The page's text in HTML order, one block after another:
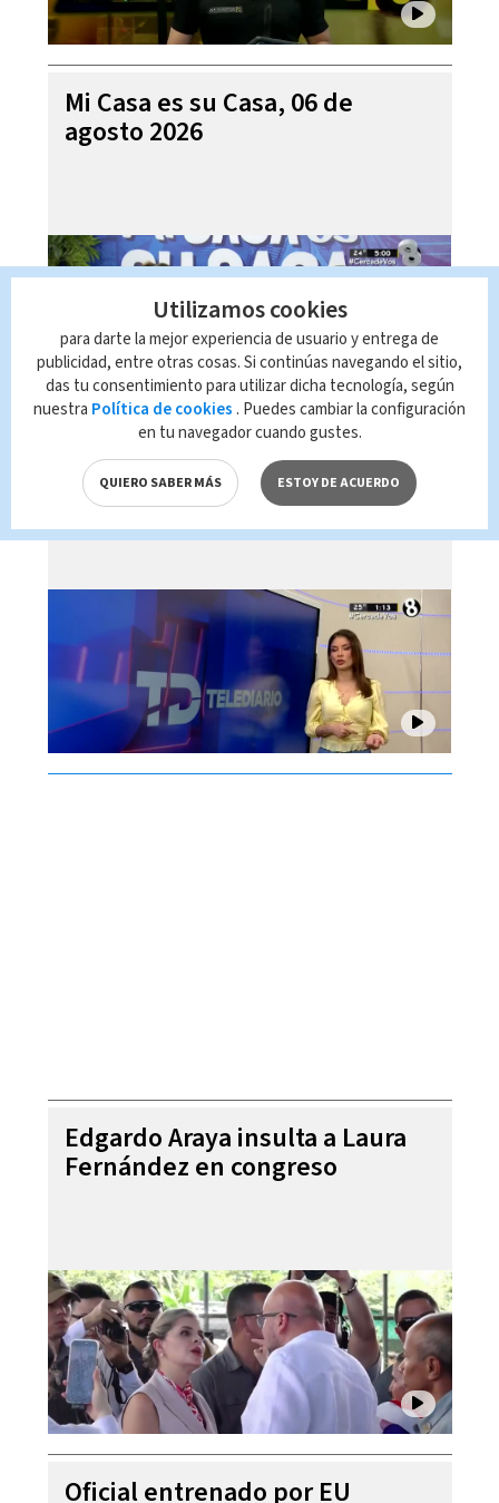
Mi Casa es su Casa, 06 de
agosto 2026
Telediario En Directo con Paula
Brenes, 06 de agosto 2026
Edgardo Araya insulta a Laura
Fernández en congreso
Oficial entrenado por EU
Utilizamos cookies
para darte la mejor experiencia de usuario y entrega de
publicidad, entre otras cosas. Si continúas navegando el sitio,
das tu consentimiento para utilizar dicha tecnología, según
nuestra Política de cookies . Puedes cambiar la configuración
en tu navegador cuando gustes.
QUIERO SABER MÁS ESTOY DE ACUERDO